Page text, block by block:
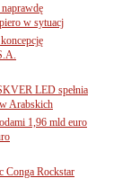
w sytuacj
LED spełnia
Arabskich
1,96 mld euro
Conga Rockstar